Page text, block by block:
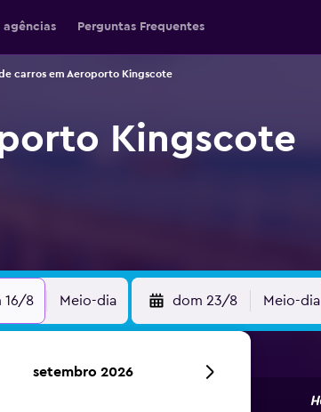
Perguntas Frequentes
carros em Aeroporto Kingscote
Kingscote
16/8 Meio-dia dom 23/8 Meio-dia
setembro 2026